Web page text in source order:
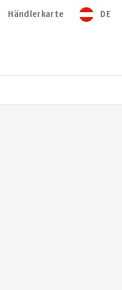
Händlerkarte DE